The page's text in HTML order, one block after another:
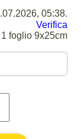
05:38.
Verifica
foglio 9x25cm